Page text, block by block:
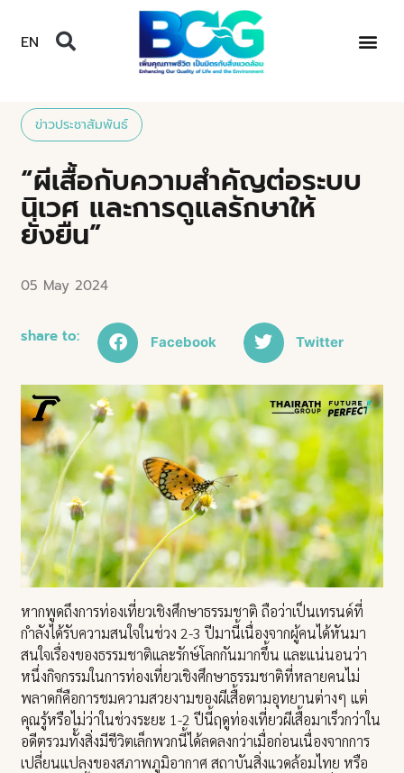
EN
ข่าวประชาสัมพันธ์
“ผีเสื้อกับความสำคัญต่อระบบ
นิเวศ และการดูแลรักษาให้
ยั่งยืน”
05 May 2024
share to: Facebook Twitter
หากพูดถึงการท่องเที่ยวเชิงศึกษาธรรมชาติ ถือว่าเป็นเทรนด์ที่
กำลังได้รับความสนใจในช่วง 2-3 ปีมานี้เนื่องจากผู้คนได้หันมา
สนใจเรื่องของธรรมชาติและรักษ์โลกกันมากขึ้น และแน่นอนว่า
หนึ่งกิจกรรมในการท่องเที่ยวเชิงศึกษาธรรมชาติที่หลายคนไม่
พลาดก็คือการชมความสวยงามของผีเสื้อตามอุทยานต่างๆ แต่
คุณรู้หรือไม่ว่าในช่วงระยะ 1-2 ปีนี้ฤดูท่องเที่ยวผีเสื้อมาเร็วกว่าใน
อดีตรวมทั้งสิ่งมีชีวิตเล็กพวกนี้ได้ลดลงกว่าเมื่อก่อนเนื่องจากการ
เปลี่ยนแปลงของสภาพภูมิอากาศ สถาบันสิ่งแวดล้อมไทย หรือ